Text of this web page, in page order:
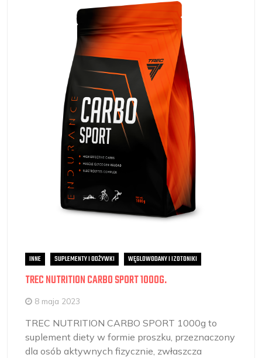
INNE SUPLEMENTY I ODŻYWKI WĘGLOWODANY I IZOTONIKI
TREC NUTRITION CARBO SPORT 1000G.
8 maja 2023
TREC NUTRITION CARBO SPORT 1000g to
suplement diety w formie proszku, przeznaczony
dla osób aktywnych fizycznie, zwłaszcza